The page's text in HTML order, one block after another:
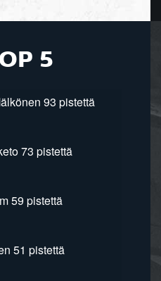
5
93 pistettä
73 pistettä
59 pistettä
51 pistettä